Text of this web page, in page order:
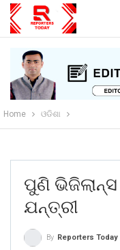
Home ଓଡିଶା
ପୁଣି
ଯନ୍ତ୍ରୀ
By Reporters Today